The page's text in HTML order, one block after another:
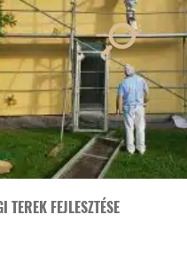
TEREK FEJLESZTÉSE